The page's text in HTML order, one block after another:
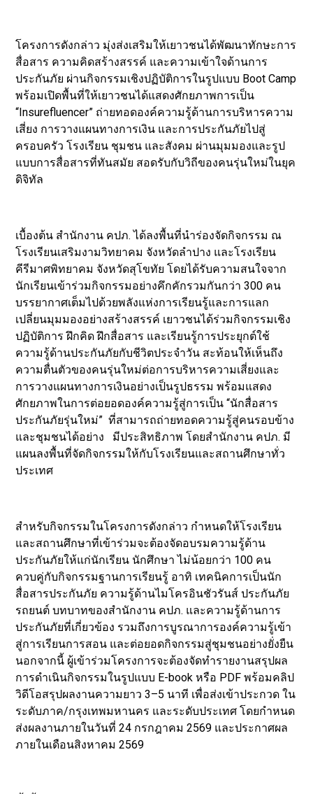
โครงการดังกล่าว มุ่งส่งเสริมให้เยาวชนได้พัฒนาทักษะการ
สื่อสาร ความคิดสร้างสรรค์ และความเข้าใจด้านการ
ประกันภัย ผ่านกิจกรรมเชิงปฏิบัติการในรูปแบบ Boot Camp
พร้อมเปิดพื้นที่ให้เยาวชนได้แสดงศักยภาพการเป็น
“Insurefluencer” ถ่ายทอดองค์ความรู้ด้านการบริหารความ
เสี่ยง การวางแผนทางการเงิน และการประกันภัยไปสู่
ครอบครัว โรงเรียน ชุมชน และสังคม ผ่านมุมมองและรูป
แบบการสื่อสารที่ทันสมัย สอดรับกับวิถีของคนรุ่นใหม่ในยุค
ดิจิทัล
เบื้องต้น สำนักงาน คปภ. ได้ลงพื้นที่นำร่องจัดกิจกรรม ณ
โรงเรียนเสริมงามวิทยาคม จังหวัดลำปาง และโรงเรียน
คีรีมาศพิทยาคม จังหวัดสุโขทัย โดยได้รับความสนใจจาก
นักเรียนเข้าร่วมกิจกรรมอย่างคึกคักรวมกันกว่า 300 คน
บรรยากาศเต็มไปด้วยพลังแห่งการเรียนรู้และการแลก
เปลี่ยนมุมมองอย่างสร้างสรรค์ เยาวชนได้ร่วมกิจกรรมเชิง
ปฏิบัติการ ฝึกคิด ฝึกสื่อสาร และเรียนรู้การประยุกต์ใช้
ความรู้ด้านประกันภัยกับชีวิตประจำวัน สะท้อนให้เห็นถึง
ความตื่นตัวของคนรุ่นใหม่ต่อการบริหารความเสี่ยงและ
การวางแผนทางการเงินอย่างเป็นรูปธรรม พร้อมแสดง
ศักยภาพในการต่อยอดองค์ความรู้สู่การเป็น “นักสื่อสาร
ประกันภัยรุ่นใหม่” ที่สามารถถ่ายทอดความรู้สู่คนรอบข้าง
และชุมชนได้อย่าง มีประสิทธิภาพ โดยสำนักงาน คปภ. มี
แผนลงพื้นที่จัดกิจกรรมให้กับโรงเรียนและสถานศึกษาทั่ว
ประเทศ
สำหรับกิจกรรมในโครงการดังกล่าว กำหนดให้โรงเรียน
และสถานศึกษาที่เข้าร่วมจะต้องจัดอบรมความรู้ด้าน
ประกันภัยให้แก่นักเรียน นักศึกษา ไม่น้อยกว่า 100 คน
ควบคู่กับกิจกรรมฐานการเรียนรู้ อาทิ เทคนิคการเป็นนัก
สื่อสารประกันภัย ความรู้ด้านไมโครอินชัวรันส์ ประกันภัย
รถยนต์ บทบาทของสำนักงาน คปภ. และความรู้ด้านการ
ประกันภัยที่เกี่ยวข้อง รวมถึงการบูรณาการองค์ความรู้เข้า
สู่การเรียนการสอน และต่อยอดกิจกรรมสู่ชุมชนอย่างยั่งยืน
นอกจากนี้ ผู้เข้าร่วมโครงการจะต้องจัดทำรายงานสรุปผล
การดำเนินกิจกรรมในรูปแบบ E-book หรือ PDF พร้อมคลิป
วิดีโอสรุปผลงานความยาว 3–5 นาที เพื่อส่งเข้าประกวด ใน
ระดับภาค/กรุงเทพมหานคร และระดับประเทศ โดยกำหนด
ส่งผลงานภายในวันที่ 24 กรกฎาคม 2569 และประกาศผล
ภายในเดือนสิงหาคม 2569